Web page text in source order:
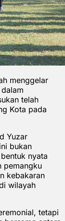
menggelar
telah
Kota pada
Yuzar
bukan
nyata
pemangku
kebakaran
wilayah
tetapi